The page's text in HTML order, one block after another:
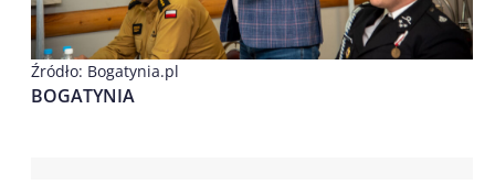
Źródło: Bogatynia.pl
BOGATYNIA